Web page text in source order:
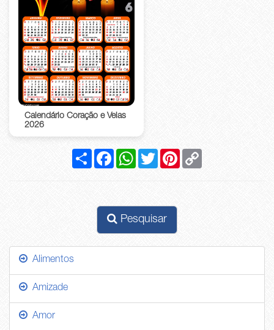
Calendário Coração e Velas
2026
Compartilhar
FacebookWhatsApp
Twitter Pinterest
Pesquisar
Alimentos
Amizade
Amor